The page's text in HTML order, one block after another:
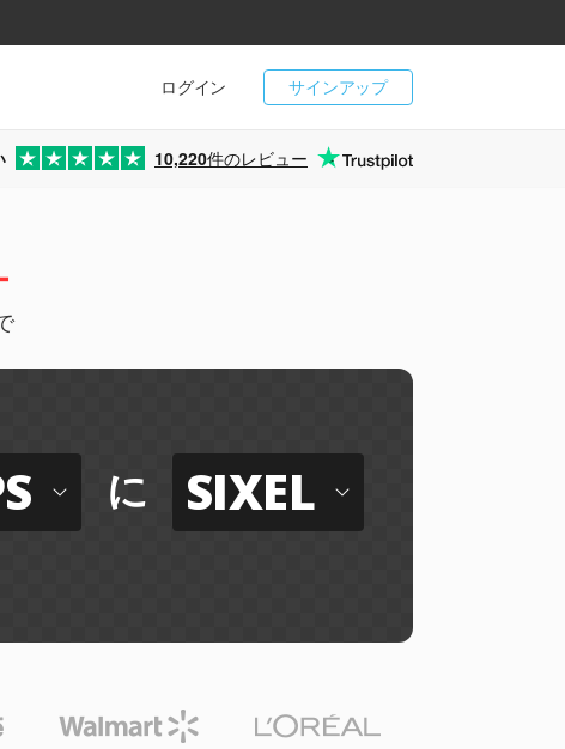
サインアップ
ログイン
10,220件のレビュー
に SIXEL